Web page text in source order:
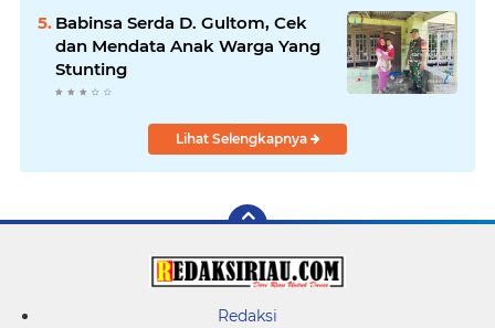
Babinsa Serda D. Gultom, Cek
dan Mendata Anak Warga Yang
Stunting
Lihat Selengkapnya
Redaksi